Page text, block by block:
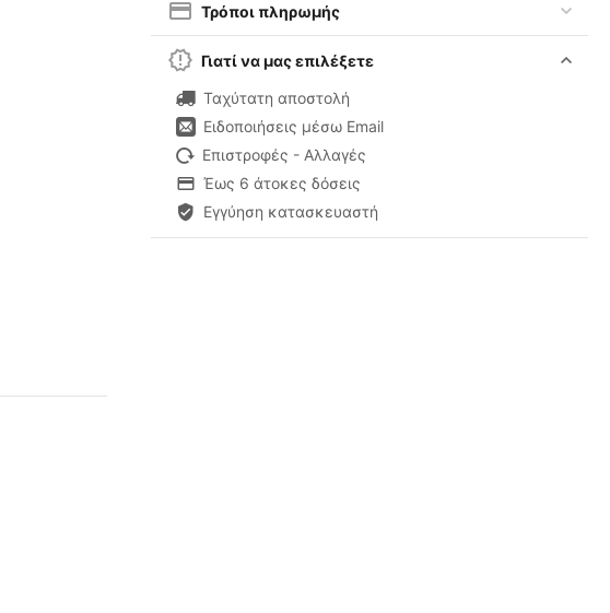
Τρόποι πληρωμής
Γιατί να μας επιλέξετε
Ταχύτατη αποστολή
Ειδοποιήσεις μέσω Email
Επιστροφές - Αλλαγές
Έως 6 άτοκες δόσεις
Εγγύηση κατασκευαστή